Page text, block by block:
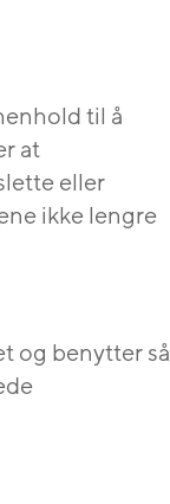
til å
at
eller
ikke lengre
og benytter så